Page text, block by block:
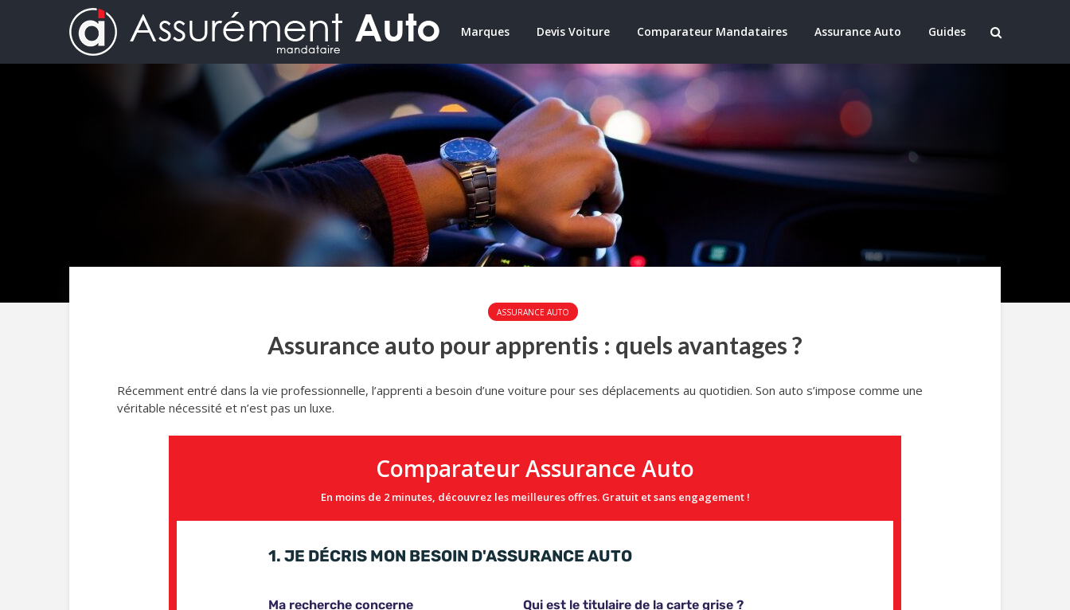
Marques Devis Voiture Comparateur Mandataires Assurance Auto Guides
ASSURANCE AUTO
Assurance auto pour apprentis : quels avantages ?
Récemment entré dans la vie professionnelle, l’apprenti a besoin d’une voiture pour ses déplacements au quotidien. Son auto s’impose comme une
véritable nécessité et n’est pas un luxe.
Comparateur Assurance Auto
En moins de 2 minutes, découvrez les meilleures offres. Gratuit et sans engagement !